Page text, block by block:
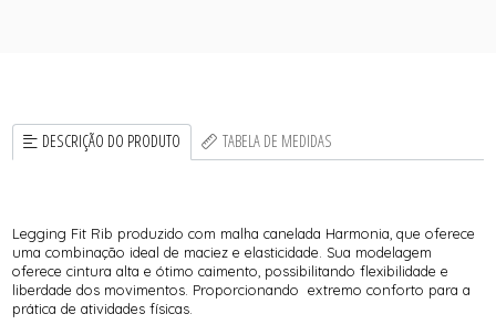
DESCRIÇÃO DO PRODUTO TABELA DE MEDIDAS
Legging Fit Rib produzido com malha canelada Harmonia, que oferece
uma combinação ideal de maciez e elasticidade. Sua modelagem
oferece cintura alta e ótimo caimento, possibilitando flexibilidade e
liberdade dos movimentos. Proporcionando extremo conforto para a
prática de atividades físicas.